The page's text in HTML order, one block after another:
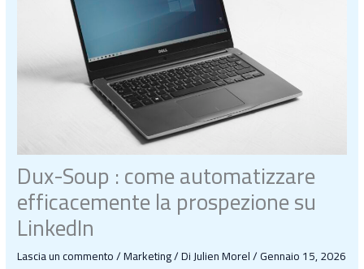
Dux-Soup : come automatizzare
efficacemente la prospezione su
LinkedIn
Lascia un commento/Marketing/ DiJulien Morel/Gennaio 15, 2026